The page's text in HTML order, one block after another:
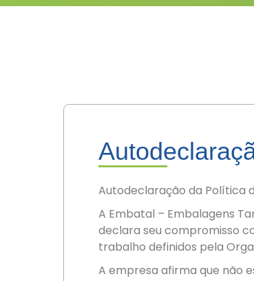
Autodeclaração da Política
A Embatal – Embalagens
declara seu compromisso
trabalho definidos pela
A empresa afirma que não